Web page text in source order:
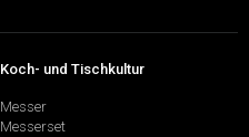
Koch- und Tischkultur
Messer
Messerset